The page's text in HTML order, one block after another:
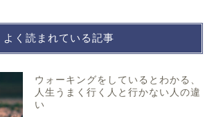
よく読まれている記事
ウォーキングをしているとわかる、
人生うまく行く人と行かない人の違
い